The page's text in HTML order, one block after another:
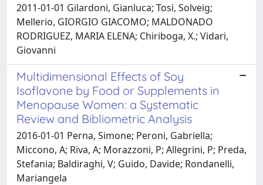
2011-01-01 Gilardoni, Gianluca; Tosi, Solveig;
Mellerio, GIORGIO GIACOMO; MALDONADO
RODRIGUEZ, MARIA ELENA; Chiriboga, X.; Vidari,
Giovanni
Multidimensional Effects of Soy
Isoflavone by Food or Supplements in
Menopause Women: a Systematic
Review and Bibliometric Analysis
2016-01-01 Perna, Simone; Peroni, Gabriella;
Miccono, A; Riva, A; Morazzoni, P; Allegrini, P; Preda,
Stefania; Baldiraghi, V; Guido, Davide; Rondanelli,
Mariangela